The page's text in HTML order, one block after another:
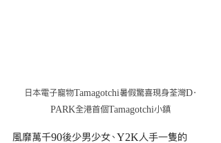
日本電子寵物Tamagotchi暑假驚喜現身荃灣D‧
PARK全港首個Tamagotchi小鎮
風靡萬千90後少男少女、Y2K人手一隻的